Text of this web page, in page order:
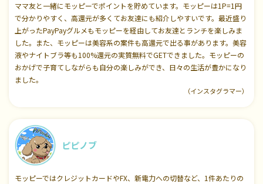
ママ友と一緒にモッピーでポイントを貯めています。モッピーは1P=1円
で分かりやすく、高還元が多くてお友達にも紹介しやすいです。最近盛り
上がったPayPayグルメもモッピーを経由してお友達とランチを楽しみま
した。また、モッピーは美容系の案件も高還元で出る事があります。美容
液やナイトブラ等も100%還元の実質無料でGETできました。モッピーの
おかげで子育てしながらも自分の楽しみができ、日々の生活が豊かになり
ました。
（インスタグラマー）
ピピノブ
モッピーではクレジットカードやFX、新電力への切替など、1件あたりの